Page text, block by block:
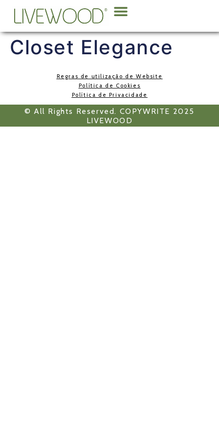
Closet Elegance
Regras de utilização de Website
Política de Cookies
Política de Privacidade
© All Rights Reserved. COPYWRITE 2025
LIVEWOOD